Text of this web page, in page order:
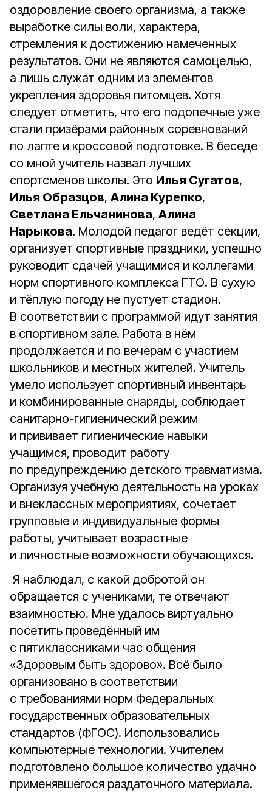
оздоровление своего организма, а также
выработке силы воли, характера,
стремления к достижению намеченных
результатов. Они не являются самоцелью,
а лишь служат одним из элементов
укрепления здоровья питомцев. Хотя
следует отметить, что его подопечные уже
стали призёрами районных соревнований
по лапте и кроссовой подготовке. В беседе
со мной учитель назвал лучших
спортсменов школы. Это Илья Сугатов,
Илья Образцов, Алина Курепко,
Светлана Ельчанинова, Алина
Нарыкова. Молодой педагог ведёт секции,
организует спортивные праздники, успешно
руководит сдачей учащимися и коллегами
норм спортивного комплекса ГТО. В сухую
и тёплую погоду не пустует стадион.
В соответствии с программой идут занятия
в спортивном зале. Работа в нём
продолжается и по вечерам с участием
школьников и местных жителей. Учитель
умело использует спортивный инвентарь
и комбинированные снаряды, соблюдает
санитарно-гигиенический режим
и прививает гигиенические навыки
учащимся, проводит работу
по предупреждению детского травматизма.
Организуя учебную деятельность на уроках
и внеклассных мероприятиях, сочетает
групповые и индивидуальные формы
работы, учитывает возрастные
и личностные возможности обучающихся.
Я наблюдал, с какой добротой он
обращается с учениками, те отвечают
взаимностью. Мне удалось виртуально
посетить проведённый им
с пятиклассниками час общения
«Здоровым быть здорово». Всё было
организовано в соответствии
с требованиями норм Федеральных
государственных образовательных
стандартов (ФГОС). Использовались
компьютерные технологии. Учителем
подготовлено большое количество удачно
применявшегося раздаточного материала.